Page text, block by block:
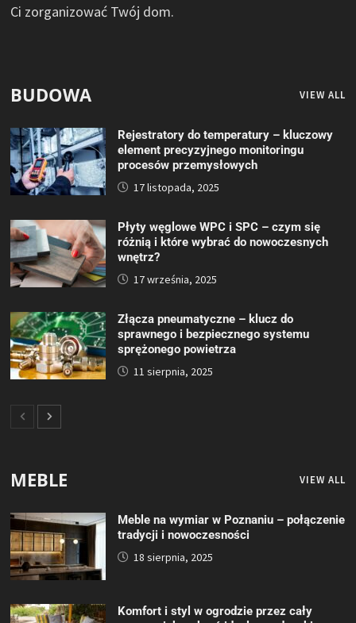
Ci zorganizować Twój dom.
BUDOWA VIEW ALL
Rejestratory do temperatury – kluczowy
element precyzyjnego monitoringu
procesów przemysłowych
17 listopada, 2025
Płyty węglowe WPC i SPC – czym się
różnią i które wybrać do nowoczesnych
wnętrz?
17 września, 2025
Złącza pneumatyczne – klucz do
sprawnego i bezpiecznego systemu
sprężonego powietrza
11 sierpnia, 2025
MEBLE VIEW ALL
Meble na wymiar w Poznaniu – połączenie
tradycji i nowoczesności
18 sierpnia, 2025
Komfort i styl w ogrodzie przez cały